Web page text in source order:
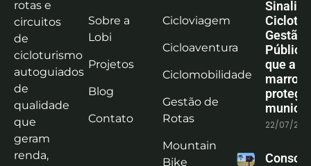
rotas e
circuitos
de
cicloturismo
autoguiados
de
qualidade
que
geram
renda,
Sobre a
Lobi
Projetos
Blog
Contato
Cicloviagem
Cicloaventura
Ciclomobilidade
Gestão de
Rotas
Mountain
Bike
Gestão
que a
marrom
protege
22/07/